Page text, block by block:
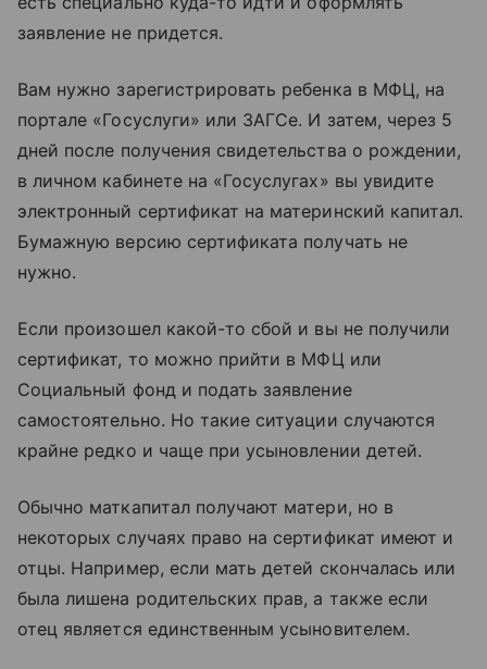
заявление не придется.
Вам нужно зарегистрировать ребенка в МФЦ, на
портале «Госуслуги» или ЗАГСе. И затем, через 5
дней после получения свидетельства о рождении,
в личном кабинете на «Госуслугах» вы увидите
электронный сертификат на материнский капитал.
Бумажную версию сертификата получать не
нужно.
Если произошел какой-то сбой и вы не получили
сертификат, то можно прийти в МФЦ или
Социальный фонд и подать заявление
самостоятельно. Но такие ситуации случаются
крайне редко и чаще при усыновлении детей.
Обычно маткапитал получают матери, но в
некоторых случаях право на сертификат имеют и
отцы. Например, если мать детей скончалась или
была лишена родительских прав, а также если
отец является единственным усыновителем.